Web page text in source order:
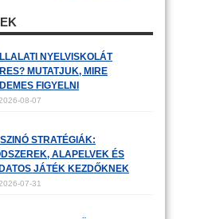
NYELVISKOLÁT
MUTATJUK, MIRE
FIGYELNI
08-07
STRATÉGIÁK:
ALAPELVEK ÉS
JÁTÉK KEZDŐKNEK
07-31